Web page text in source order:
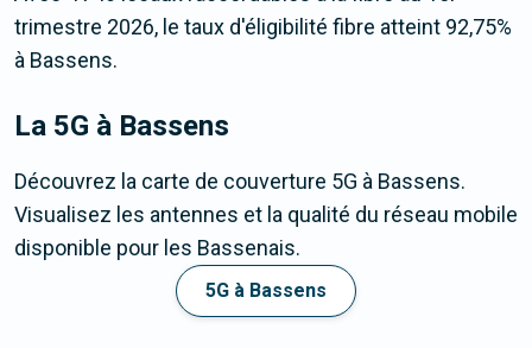
trimestre 2026, le taux d'éligibilité fibre atteint 92,75%
à Bassens.
La 5G à Bassens
Découvrez la carte de couverture 5G à Bassens.
Visualisez les antennes et la qualité du réseau mobile
disponible pour les Bassenais.
5G à Bassens